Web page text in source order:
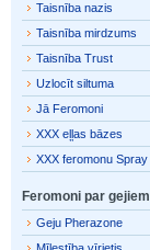
Taisnība nazis
Taisnība mirdzums
Taisnība Trust
Uzlocīt siltuma
Jā Feromoni
XXX eļļas bāzes
XXX feromonu Spray
Feromoni par gejiem
Geju Pherazone